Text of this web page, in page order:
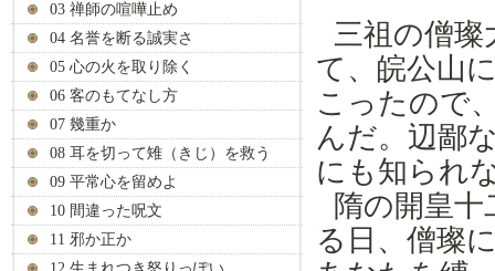
03 禅師の喧嘩止め
04 名誉を断る誠実さ
05 心の火を取り除く
06 客のもてなし方
07 幾重か
08 耳を切って雉（きじ）を救う
09 平常心を留めよ
10 間違った呪文
11 邪か正か
三祖の僧
て、皖公山
こったので
んだ。辺鄙
にも知られ
隋の開皇
る日、僧璨